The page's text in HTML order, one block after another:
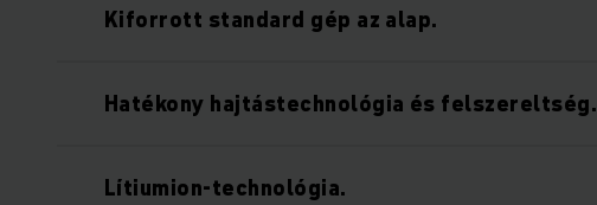
Kiforrott standard gép az alap.
Hatékony hajtástechnológia és felszereltség.
Lítiumion-technológia.